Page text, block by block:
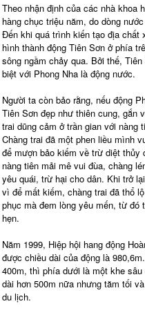
Theo nhận định của các nhà khoa
hàng chục triệu năm, do dòng
Đến khi quá trình kiến tạo địa chất
hình thành động Tiên Sơn ở phía
sông ngầm chảy qua. Bởi thế,
biệt với Phong Nha là động nước.
Người ta còn bảo rằng, nếu động
Tiên Sơn đẹp như thiên cung, gắn
trai dũng cảm ở trần gian với nàng
Chàng trai đã một phen liều mình
để mượn bảo kiếm về trừ diệt thủy
nàng tiên mải mê vui đùa, chàng
yêu quái, trừ hại cho dân. Khi trở
vì để mất kiếm, chàng trai đã thổ
phục mà đem lòng yêu mến, từ đó
hẹn.
Năm 1999, Hiệp hội hang động
được chiều dài của động là
400m, thì phía dưới là một khe
dài hơn 500m nữa nhưng tăm tối
du lịch.